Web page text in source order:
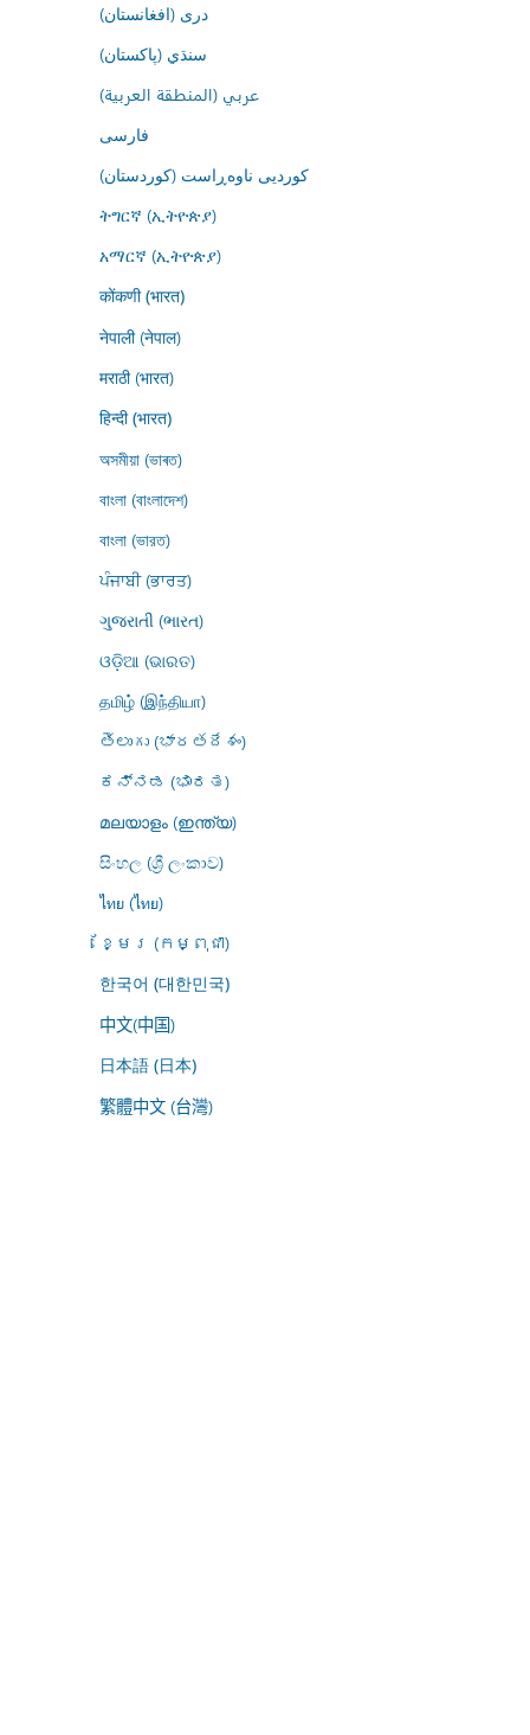
درى (افغانستان)
سنڌي (پاکستان)
عربي (المنطقة العربية)
فارسى
کوردیی ناوەڕاست (کوردستان)
ትግርኛ (ኢትዮጵያ)
አማርኛ (ኢትዮጵያ)
कोंकणी (भारत)
नेपाली (नेपाल)
मराठी (भारत)
हिन्दी (भारत)
অসমীয়া (ভাৰত)
বাংলা (বাংলাদেশ)
বাংলা (ভারত)
ਪੰਜਾਬੀ (ਭਾਰਤ)
ગુજરાતી (ભારત)
ଓଡ଼ିଆ (ଭାରତ)
தமிழ் (இந்தியா)
తెలుగు (భారతదేశం)
ಕನ್ನಡ (ಭಾರತ)
മലയാളം (ഇന്ത്യ)
සිංහල (ශ්‍රී ලංකාව)
ไทย (ไทย)
ខ្មែរ (កម្ពុជា)
한국어 (대한민국)
中文(中国)
日本語 (日本)
繁體中文 (台灣)